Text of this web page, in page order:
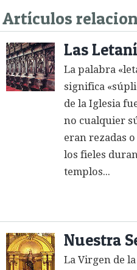
Artículos
Las
La palabra
significa
de la Iglesia
no cualquier
eran rezadas
los fieles
templos...
Nuestra
La Virgen de